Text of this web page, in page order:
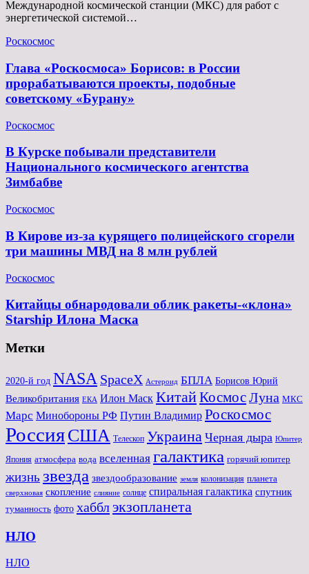
Международной космической станции (МКС) для работ с
энергетической системой…
Роскосмос
Глава «Роскосмоса» Борисов: в России
прорабатываются проекты, подобные
советскому «Бурану»
Роскосмос
В Курске побывали представители
Национального космического агентства
Зимбабве
Роскосмос
В Кирове из-за курящего полицейского сгорели
три машины МВД на 8 млн рублей
Роскосмос
Китайцы обнародовали облик ракеты-«клона»
Starship Илона Маска
Метки
2020-й год NASA SpaceX Астероид БПЛА Борисов Юрий
Великобритания ЕКА Илон Маск КитайКосмосЛуна МКС
Марс Минoбороны РФ Путин Владимир Роскосмос
РоссияСША Телескоп Украина Черная дыра Юпитер
Япония атмосфера вода вселенная галактика горячий юпитер
жизнь звезда звездообразование земля колонизация планета
сверхновая скопление слияние солнце спиральная галактика спутник
туманность фото хаббл экзопланета
НЛО
НЛО